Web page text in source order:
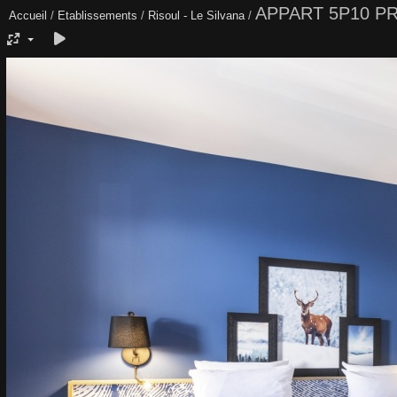
Accueil / Etablissements / Risoul - Le Silvana/ APPART 5P10